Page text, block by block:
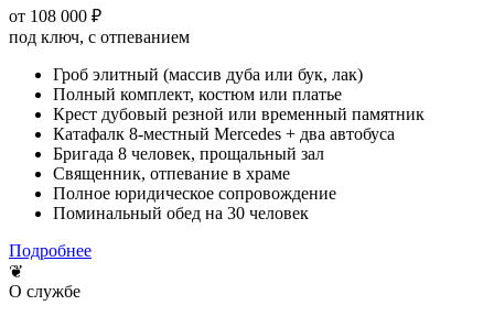
от 108 000 ₽
под ключ, с отпеванием
Гроб элитный (массив дуба или бук, лак)
Полный комплект, костюм или платье
Крест дубовый резной или временный памятник
Катафалк 8-местный Mercedes + два автобуса
Бригада 8 человек, прощальный зал
Священник, отпевание в храме
Полное юридическое сопровождение
Поминальный обед на 30 человек
Подробнее
❦
О службе